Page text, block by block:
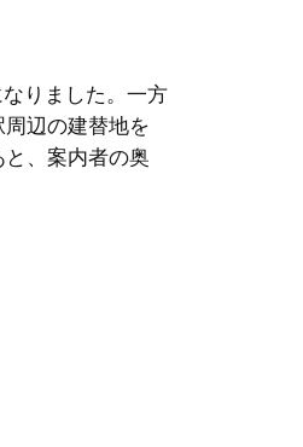
りました。一方
辺の建替地を
、案内者の奥